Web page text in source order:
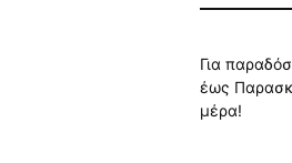
Για
έως
μέρα!